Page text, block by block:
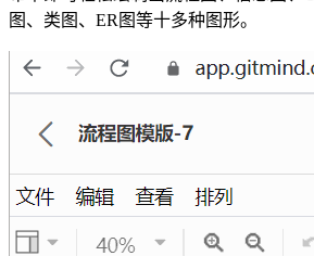
图、类图、ER图等十多种图形。